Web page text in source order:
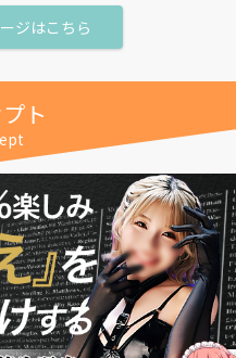
ジはこちら
ト